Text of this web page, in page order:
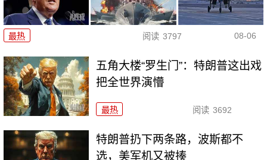
最热 阅读 3797 08-06
五角大楼“罗生门”：特朗普这出戏
把全世界演懵
最热 阅读 3692
特朗普扔下两条路，波斯都不
选，美军机又被揍